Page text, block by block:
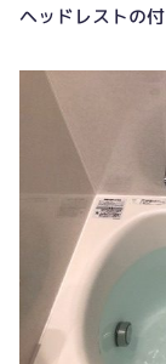
ヘッドレストの